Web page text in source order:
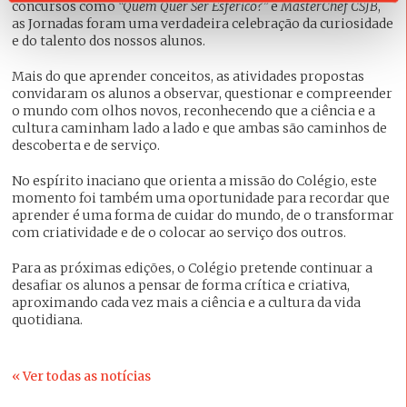
concursos como“Quem Quer Ser Esférico?”eMasterChef CSJB,
as Jornadas foram uma verdadeira celebração da curiosidade
e do talento dos nossos alunos.
Mais do que aprender conceitos, as atividades propostas
convidaram os alunos a observar, questionar e compreender
o mundo com olhos novos, reconhecendo que a ciência e a
cultura caminham lado a lado e que ambas são caminhos de
descoberta e de serviço.
No espírito inaciano que orienta a missão do Colégio, este
momento foi também uma oportunidade para recordar que
aprender é uma forma de cuidar do mundo, de o transformar
com criatividade e de o colocar ao serviço dos outros.
Para as próximas edições, o Colégio pretende continuar a
desafiar os alunos a pensar de forma crítica e criativa,
aproximando cada vez mais a ciência e a cultura da vida
quotidiana.
« Ver todas as notícias